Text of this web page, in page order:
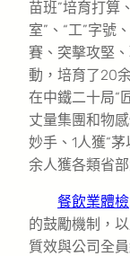
苗班”培育打算
室”、“工”字號
賽、突擊攻堅
動，培育了20
在中鐵二十局“
丈量集團和物
妙手、1人獲“
余人獲各類省
餐飲業體檢
的鼓勵機制，
質效與公司全